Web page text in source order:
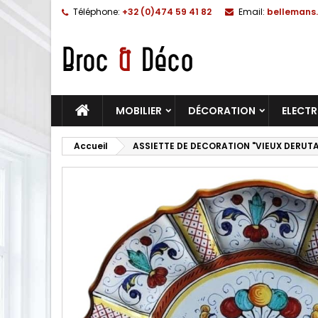
Téléphone: +32 (0)474 59 41 82 Email:
MOBILIER DÉCORATION
Accueil ASSIETTE DE DECORATION "VIEUX